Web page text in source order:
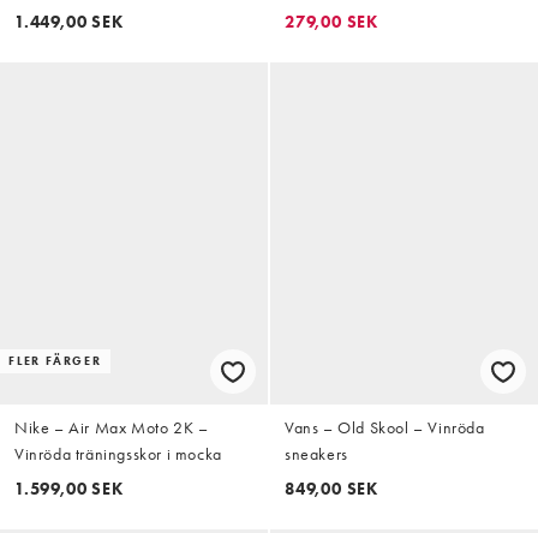
1.449,00 SEK
279,00 SEK
FLER FÄRGER
Nike – Air Max Moto 2K –
Vinröda träningsskor i mocka
1.599,00 SEK
Vans – Old Skool – Vinröda
sneakers
849,00 SEK